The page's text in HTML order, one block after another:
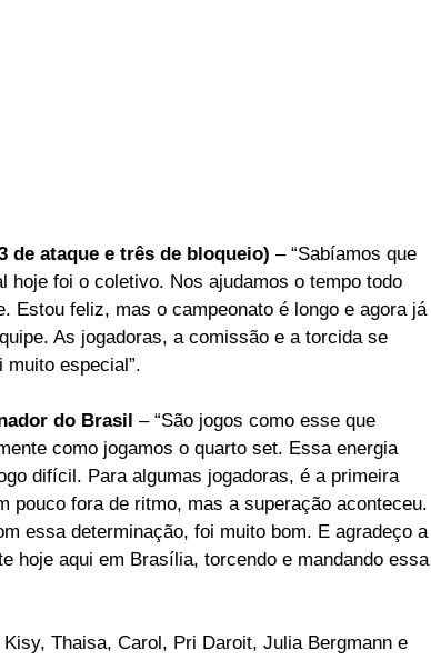
de ataque e três de bloqueio) – “Sabíamos que
hoje foi o coletivo. Nos ajudamos o tempo todo
Estou feliz, mas o campeonato é longo e agora já
As jogadoras, a comissão e a torcida se
muito especial”.
do Brasil – “São jogos como esse que
como jogamos o quarto set. Essa energia
difícil. Para algumas jogadoras, é a primeira
pouco fora de ritmo, mas a superação aconteceu.
essa determinação, foi muito bom. E agradeço a
hoje aqui em Brasília, torcendo e mandando essa
Thaisa, Carol, Pri Daroit, Julia Bergmann e